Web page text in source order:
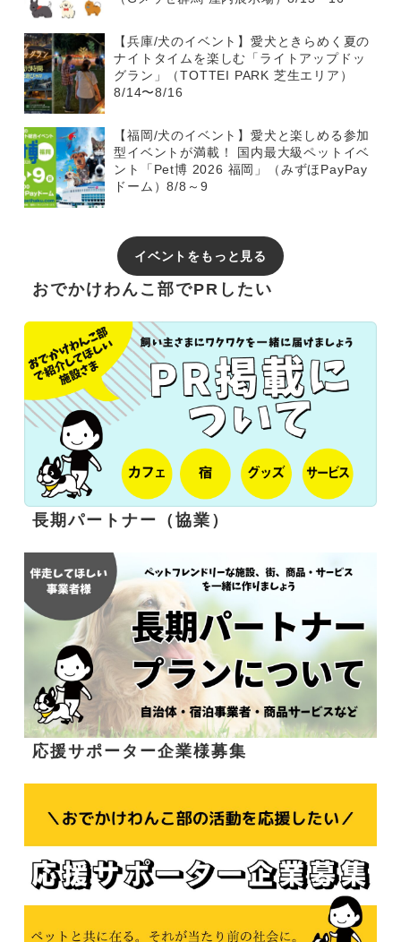
【兵庫/犬のイベント】愛犬ときらめく夏の
ナイトタイムを楽しむ「ライトアップドッ
グラン」（TOTTEI PARK 芝生エリア）
8/14〜8/16
【福岡/犬のイベント】愛犬と楽しめる参加
型イベントが満載！ 国内最大級ペットイベ
ント「Pet博 2026 福岡」（みずほPayPay
ドーム）8/8～9
イベントをもっと見る
おでかけわんこ部でPRしたい
長期パートナー（協業）
応援サポーター企業様募集